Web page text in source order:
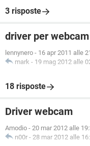
3 risposte
driver per
lennynero - 16 apr 2011 alle
mark - 19 mag 2012 alle
18 risposte
Driver webcam
Amodio - 20 mar 2012 alle
n00r - 28 mar 2012 alle